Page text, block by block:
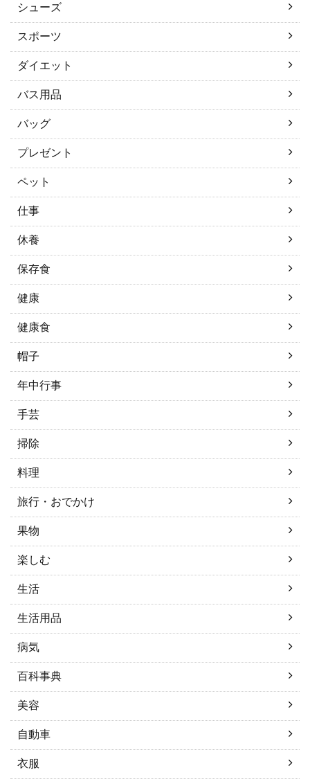
シューズ
スポーツ
ダイエット
バス用品
バッグ
プレゼント
ペット
仕事
休養
保存食
健康
健康食
帽子
年中行事
手芸
掃除
料理
旅行・おでかけ
果物
楽しむ
生活
生活用品
病気
百科事典
美容
自動車
衣服